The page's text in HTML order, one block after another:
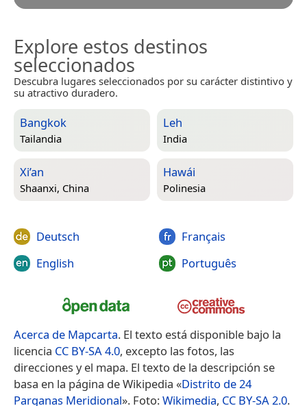
Explore estos destinos
seleccionados
Descubra lugares seleccionados por su carácter distintivo y
su atractivo duradero.
Bangkok
Tailandia
Leh
India
Xi’an
Shaanxi, China
Hawái
Polinesia
Deutsch
English
Français
Português
Acerca de Mapcarta. El texto está disponible bajo la
licencia CC BY-SA 4.0, excepto las fotos, las
direcciones y el mapa. El texto de la descripción se
basa en la página de Wikipedia «Distrito de 24
Parganas Meridional». Foto:Wikimedia, CC BY-SA 2.0.